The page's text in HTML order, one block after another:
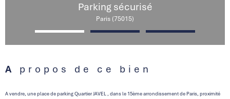
Parking sécurisé
Paris (75015)
A propos de ce bien
A vendre, une place de parking Quartier JAVEL , dans le 15ème arrondissement de Paris, proximité